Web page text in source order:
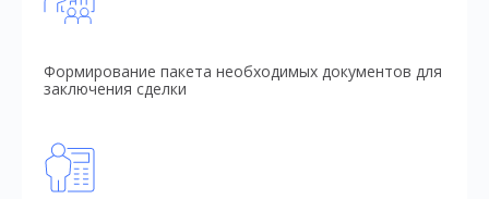
Формирование пакета необходимых документов для
заключения сделки